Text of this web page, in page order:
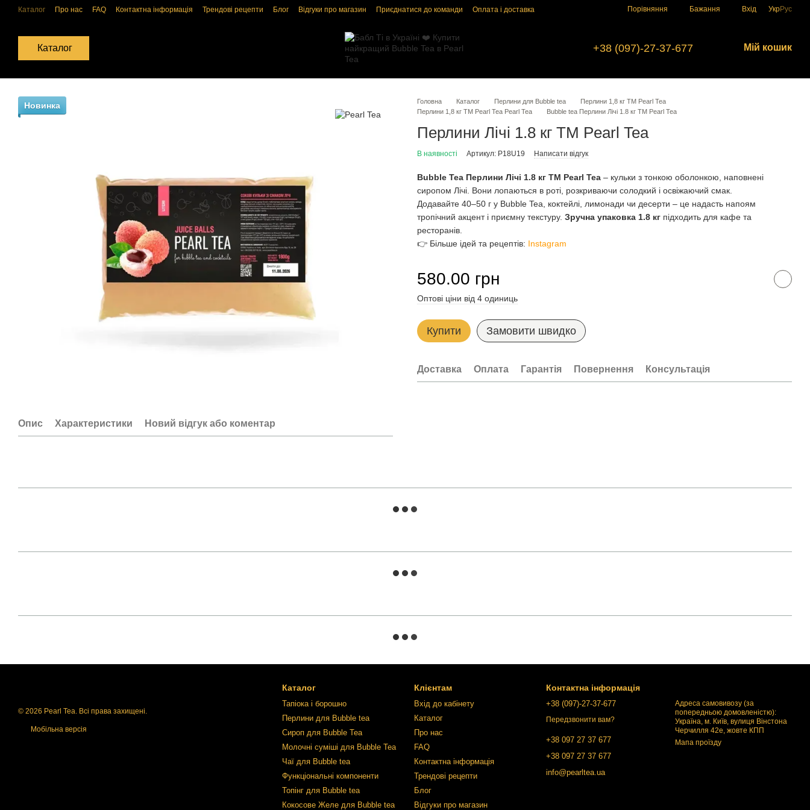
Перейти до основного контенту
Каталог Про нас FAQ Контактна інформація Трендові рецепти Блог Відгуки про магазин Приєднатися до команди
Оплата і доставка
Порівняння Бажання Вхід УкрРус
Каталог +38 (097)-27-37-677 Мій кошик
Новинка
Опис Характеристики Новий відгук або коментар
Головна Каталог Перлини для Bubble tea
Перлини 1,8 кг ТМ Pearl Tea
Перлини 1,8 кг ТМ Pearl Tea Pearl Tea
Bubble tea Перлини Лічі 1.8 кг ТМ Pearl Tea
Перлини Лічі 1.8 кг ТМ Pearl Tea
В наявності Артикул: P18U19 Написати відгук
Bubble Tea Перлини Лічі 1.8 кг TM Pearl Tea – кульки з тонкою оболонкою, наповнені
сиропом Лічі. Вони лопаються в роті, розкриваючи солодкий і освіжаючий смак.
Додавайте 40–50 г у Bubble Tea, коктейлі, лимонади чи десерти – це надасть напоям
тропічний акцент і приємну текстуру. Зручна упаковка 1.8 кг підходить для кафе та
ресторанів.
👉 Більше ідей та рецептів: Instagram
580.00 грн
Оптові ціни від 4 одиниць
Купити Замовити швидко
Доставка Оплата Гарантія Повернення Консультація
© 2026 Pearl Tea. Всі права захищені.
Мобільна версія
Каталог
Тапіока і борошно
Перлини для Bubble tea
Сироп для Bubble Tea
Молочні суміші для Bubble Tea
Чаї для Bubble tea
Функціональні компоненти
Топінг для Bubble tea
Кокосове Желе для Bubble tea
Клієнтам
Вхід до кабінету
Каталог
Про нас
FAQ
Контактна інформація
Трендові рецепти
Блог
Відгуки про магазин
Контактна інформація
+38 (097)-27-37-677
Передзвонити вам?
+38 097 27 37 677
+38 097 27 37 677
info@pearltea.ua
Адреса самовивозу (за
попередньою домовленістю):
Україна, м. Київ, вулиця Вінстона
Черчилля 42е, жовте КПП
Мапа проїзду